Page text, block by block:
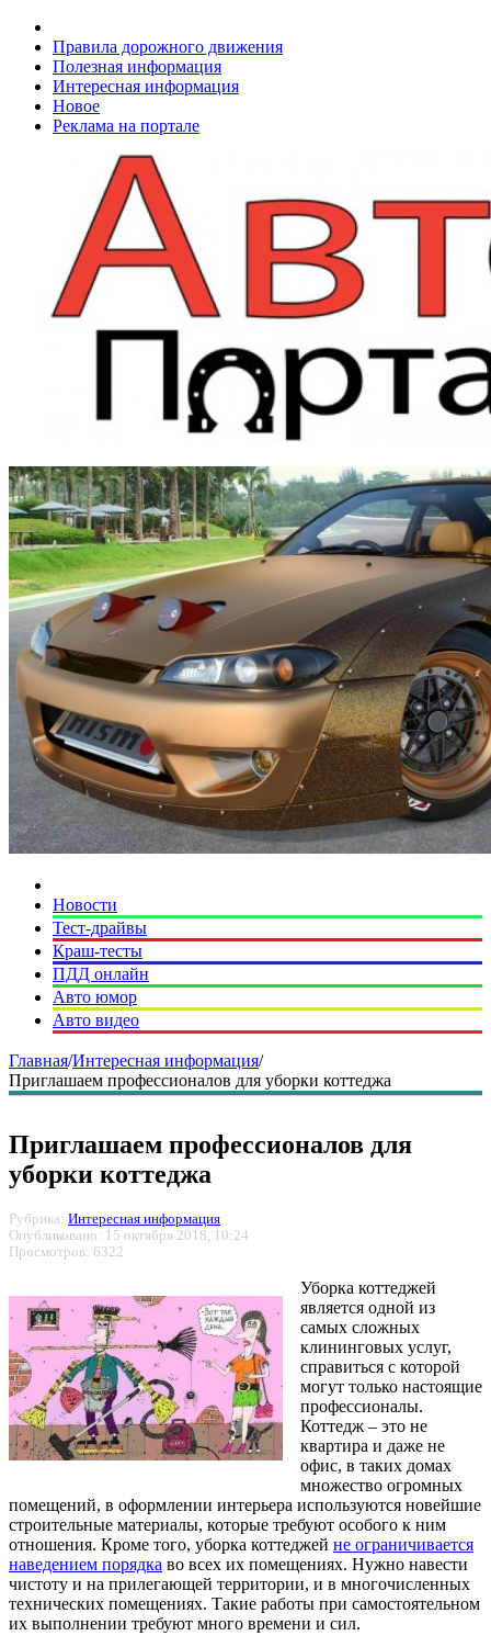
Правила дорожного движения
Полезная информация
Интересная информация
Новое
Реклама на портале
Новости
Тест-драйвы
Краш-тесты
ПДД онлайн
Авто юмор
Авто видео
Главная/Интересная информация/
Приглашаем профессионалов для уборки коттеджа
Приглашаем профессионалов для
уборки коттеджа
Рубрика: Интересная информация
Опубликовано: 15 октября 2018, 10:24
Просмотров: 6322
Уборка коттеджей
является одной из
самых сложных
клининговых услуг,
справиться с которой
могут только настоящие
профессионалы.
Коттедж – это не
квартира и даже не
офис, в таких домах
множество огромных
помещений, в оформлении интерьера используются новейшие
строительные материалы, которые требуют особого к ним
отношения. Кроме того, уборка коттеджей не ограничивается
наведением порядка во всех их помещениях. Нужно навести
чистоту и на прилегающей территории, и в многочисленных
технических помещениях. Такие работы при самостоятельном
их выполнении требуют много времени и сил.